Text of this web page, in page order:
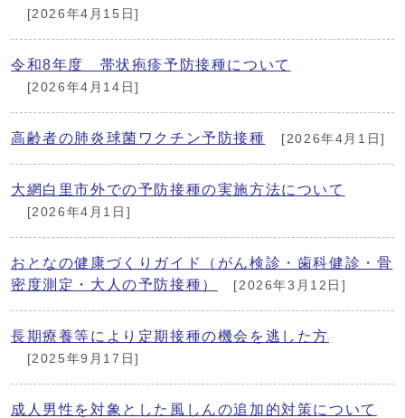
[2026年4月15日]
令和8年度 帯状疱疹予防接種について
[2026年4月14日]
高齢者の肺炎球菌ワクチン予防接種 [2026年4月1日]
大網白里市外での予防接種の実施方法について
[2026年4月1日]
おとなの健康づくりガイド（がん検診・歯科健診・骨
密度測定・大人の予防接種）
[2026年3月12日]
長期療養等により定期接種の機会を逃した方
[2025年9月17日]
成人男性を対象とした風しんの追加的対策について